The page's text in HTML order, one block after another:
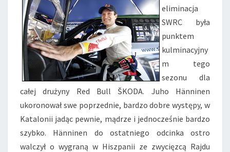
eliminacja
SWRC była
punktem
kulminacyjny
m tego
sezonu dla
całej drużyny Red Bull ŠKODA. Juho Hänninen
ukoronował swe poprzednie, bardzo dobre występy, w
Katalonii jadąc pewnie, mądrze i jednocześnie bardzo
szybko. Hänninen do ostatniego odcinka ostro
walczył o wygraną w Hiszpanii ze zwycięzcą Rajdu